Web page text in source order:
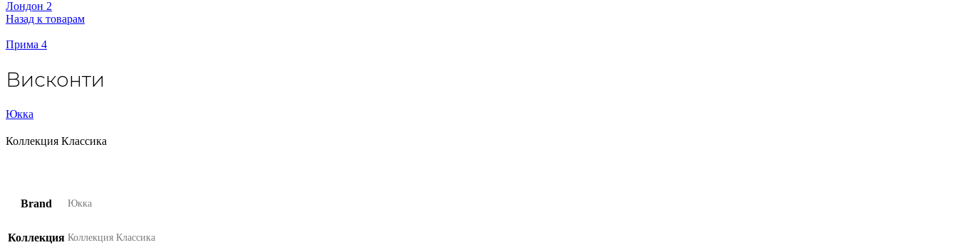
Лондон 2
Назад к товарам
Прима 4
Висконти
Юкка
Коллекция Классика
Brand Юкка
Коллекция Коллекция Классика